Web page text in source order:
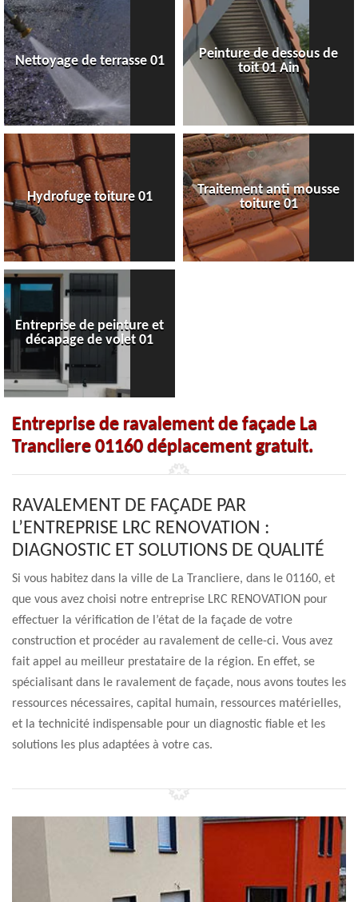
Nettoyage de terrasse 01
Peinture de dessous de
toit 01 Ain
Hydrofuge toiture 01
Traitement anti mousse
toiture 01
Entreprise de peinture et
décapage de volet 01
Entreprise de ravalement de façade La
Trancliere 01160 déplacement gratuit.
RAVALEMENT DE FAÇADE PAR
L’ENTREPRISE LRC RENOVATION :
DIAGNOSTIC ET SOLUTIONS DE QUALITÉ
Si vous habitez dans la ville de La Trancliere, dans le 01160, et
que vous avez choisi notre entreprise LRC RENOVATION pour
effectuer la vérification de l’état de la façade de votre
construction et procéder au ravalement de celle-ci. Vous avez
fait appel au meilleur prestataire de la région. En effet, se
spécialisant dans le ravalement de façade, nous avons toutes les
ressources nécessaires, capital humain, ressources matérielles,
et la technicité indispensable pour un diagnostic fiable et les
solutions les plus adaptées à votre cas.